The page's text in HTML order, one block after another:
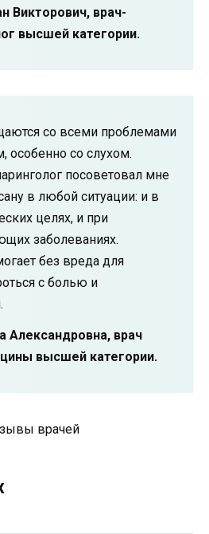
Викторович, врач-
высшей категории.
со всеми проблемами
особенно со слухом.
посоветовал мне
в любой ситуации: и в
целях, и при
заболеваниях.
без вреда для
с болью и
Александровна, врач
высшей категории.